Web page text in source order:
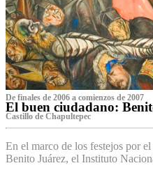
De finales de 2006 a comienzos de 2007
El buen ciudadano:
Castillo de Chapultepec
En el marco de los festejos por
Benito Juárez, el Instituto